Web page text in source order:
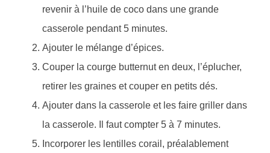
revenir à l’huile de coco dans une grande
casserole pendant 5 minutes.
Ajouter le mélange d’épices.
Couper la courge butternut en deux, l’éplucher,
retirer les graines et couper en petits dés.
Ajouter dans la casserole et les faire griller dans
la casserole. Il faut compter 5 à 7 minutes.
Incorporer les lentilles corail, préalablement